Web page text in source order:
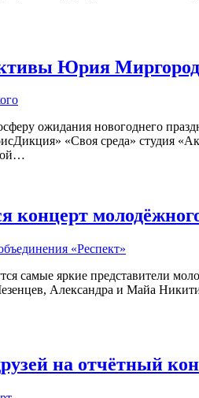
Юрия
ожидания новогоднего
«Своя среда» студия
концерт
самые яркие представители
Александра и Майа
на отчётный